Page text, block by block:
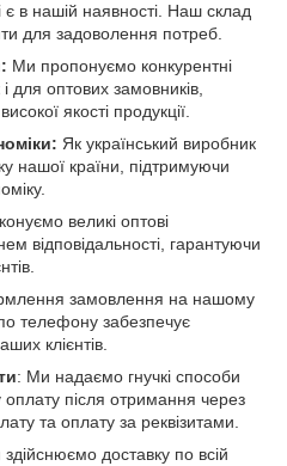
є в нашій наявності. Наш склад
для задоволення потреб.
Ми пропонуємо конкурентні
для оптових замовників,
якості продукції.
Як український виробник
нашої країни, підтримуючи
великі оптові
відповідальності, гарантуючи
замовлення на нашому
телефону забезпечує
клієнтів.
: Ми надаємо гнучкі способи
після отримання через
та оплату за реквізитами.
доставку по всій